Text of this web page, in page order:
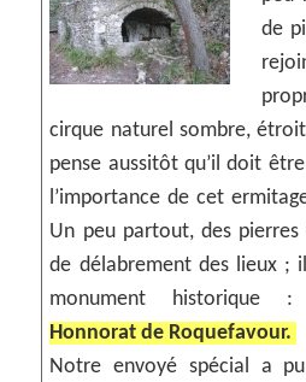
de
cirque naturel sombre,
pense aussitôt qu’il doit
l’importance de cet
Un peu partout, des
de délabrement des lieux ;
monument historique :
Honnorat de Roquefavour.
Notre envoyé spécial a